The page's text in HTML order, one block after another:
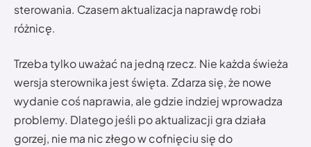
sterowania. Czasem aktualizacja naprawdę robi
różnicę.
Trzeba tylko uważać na jedną rzecz. Nie każda świeża
wersja sterownika jest święta. Zdarza się, że nowe
wydanie coś naprawia, ale gdzie indziej wprowadza
problemy. Dlatego jeśli po aktualizacji gra działa
gorzej, nie ma nic złego w cofnięciu się do